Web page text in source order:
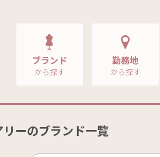
ブランド
から探す
勤務地
から探す
リーのブランド一覧